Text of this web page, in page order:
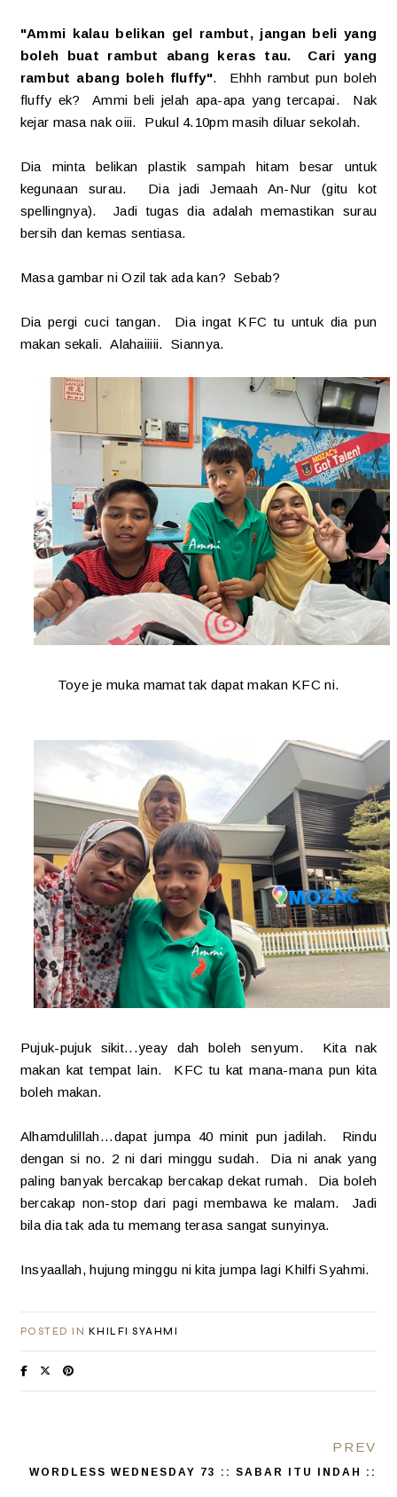
"Ammi kalau belikan gel rambut, jangan beli yang
boleh buat rambut abang keras tau. Cari yang
rambut abang boleh fluffy". Ehhh rambut pun boleh
fluffy ek? Ammi beli jelah apa-apa yang tercapai. Nak
kejar masa nak oiii. Pukul 4.10pm masih diluar sekolah.
Dia minta belikan plastik sampah hitam besar untuk
kegunaan surau. Dia jadi Jemaah An-Nur (gitu kot
spellingnya). Jadi tugas dia adalah memastikan surau
bersih dan kemas sentiasa.
Masa gambar ni Ozil tak ada kan? Sebab?
Dia pergi cuci tangan. Dia ingat KFC tu untuk dia pun
makan sekali. Alahaiiiii. Siannya.
Toye je muka mamat tak dapat makan KFC ni.
Pujuk-pujuk sikit...yeay dah boleh senyum. Kita nak
makan kat tempat lain. KFC tu kat mana-mana pun kita
boleh makan.
Alhamdulillah...dapat jumpa 40 minit pun jadilah. Rindu
dengan si no. 2 ni dari minggu sudah. Dia ni anak yang
paling banyak bercakap bercakap dekat rumah. Dia boleh
bercakap non-stop dari pagi membawa ke malam. Jadi
bila dia tak ada tu memang terasa sangat sunyinya.
Insyaallah, hujung minggu ni kita jumpa lagi Khilfi Syahmi.
POSTED IN KHILFI SYAHMI
PREV
WORDLESS WEDNESDAY 73 :: SABAR ITU INDAH ::